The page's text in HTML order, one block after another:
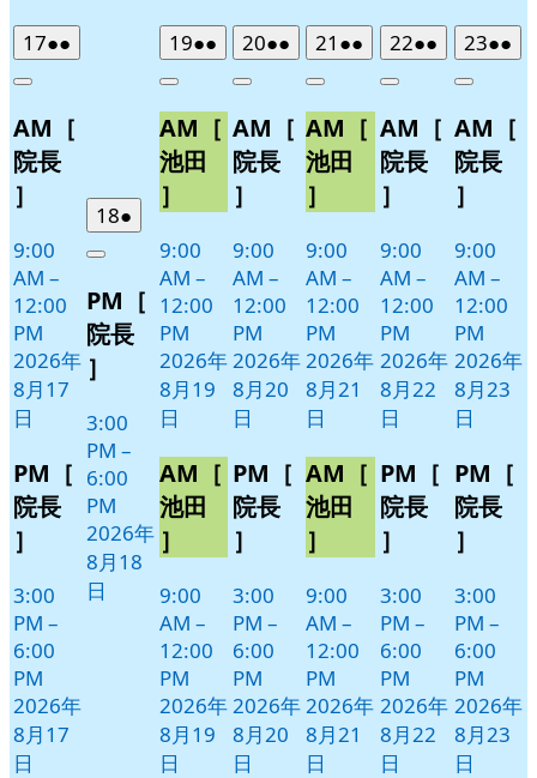
172026
年
月
17
日
●●
件
イ
Close
AM［
院長
］
9:00
AM –
12:00
PM
2026年
8月17
日
PM［
院長
］
3:00
PM –
6:00
PM
2026年
8月17
日
182026
年
月
18
日
●
件
イ
ベ
Close
PM［
院長
］
3:00
PM –
6:00
PM
2026年
8月18
日
192026
年
月
19
日
●●
件
イ
ベ
ト)
Close
AM［
池田
］
9:00
AM –
12:00
PM
2026年
8月19
日
AM［
池田
］
9:00
AM –
12:00
PM
2026年
8月19
日
202026
年
月
20
日
●●
件
イ
ベ
ト)
Close
AM［
院長
］
9:00
AM –
12:00
PM
2026年
8月20
日
PM［
院長
］
3:00
PM –
6:00
PM
2026年
8月20
日
21 2026
年
月
21
日
●●
件
イ
ベ
ト)
Close
AM［
池田
］
9:00
AM –
12:00
PM
2026年
8月21
日
AM［
池田
］
9:00
AM –
12:00
PM
2026年
8月21
日
222026
年
月
22
日
●●
件
イ
ベ
ト)
Close
AM［
院長
］
9:00
AM –
12:00
PM
2026年
8月22
日
PM［
院長
］
3:00
PM –
6:00
PM
2026年
8月22
日
232026
年
月
23
日
●●
件
イ
Close
AM［
院長
］
9:00
AM –
12:00
PM
2026年
8月23
日
PM［
院長
］
3:00
PM –
6:00
PM
2026年
8月23
日